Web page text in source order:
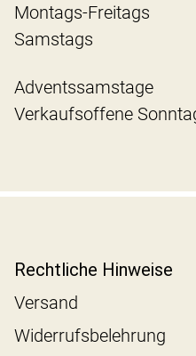
Montags-Freitags
Samstags
Adventssamstage
Verkaufsoffene
Rechtliche Hinweise
Versand
Widerrufsbelehrung